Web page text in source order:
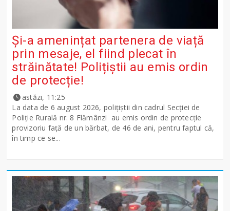
Și-a amenințat partenera de viață
prin mesaje, el fiind plecat în
străinătate! Polițiștii au emis ordin
de protecție!
astăzi, 11:25
La data de 6 august 2026, polițiștii din cadrul Secției de
Poliție Rurală nr. 8 Flămânzi au emis ordin de protecție
provizoriu față de un bărbat, de 46 de ani, pentru faptul că,
în timp ce se...